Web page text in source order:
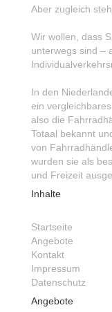
Aber zugleich
Wir wollen, dass
unterwegs sind –
In den
ein
also die
Totaal bekannt
von
wurden sie als
und Freizeit
Inhalte
Startseite
Angebote
Kontakt
Impressum
Datenschutz
Angebote